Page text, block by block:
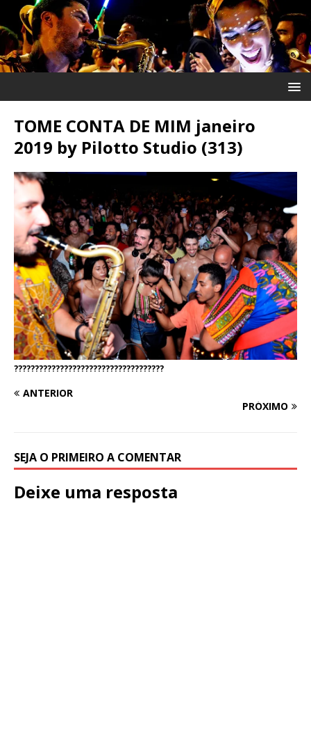
TOME CONTA DE MIM janeiro
2019 by Pilotto Studio (313)
????????????????????????????????????
ANTERIOR
PRÓXIMO
SEJA O PRIMEIRO A COMENTAR
Deixe uma resposta